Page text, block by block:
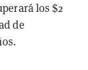
los $2
de